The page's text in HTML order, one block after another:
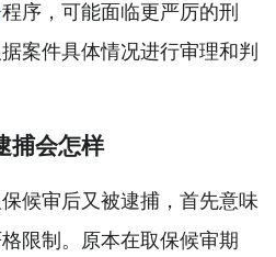
程序，可能面临更严厉的刑
案件具体情况进行审理和判
捕会怎样
候审后又被逮捕，首先意味
限制。原本在取保候审期